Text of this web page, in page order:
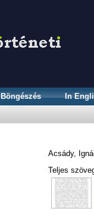
Böngészés In
Acsády,
Teljes